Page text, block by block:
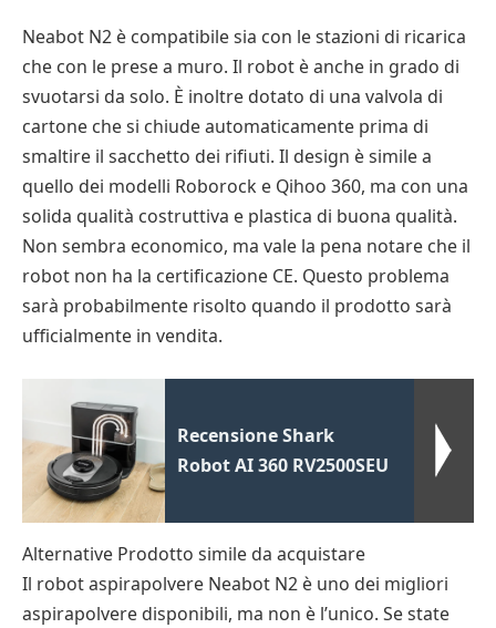
Neabot N2 è compatibile sia con le stazioni di ricarica
che con le prese a muro. Il robot è anche in grado di
svuotarsi da solo. È inoltre dotato di una valvola di
cartone che si chiude automaticamente prima di
smaltire il sacchetto dei rifiuti. Il design è simile a
quello dei modelli Roborock e Qihoo 360, ma con una
solida qualità costruttiva e plastica di buona qualità.
Non sembra economico, ma vale la pena notare che il
robot non ha la certificazione CE. Questo problema
sarà probabilmente risolto quando il prodotto sarà
ufficialmente in vendita.
Recensione Shark
Robot AI 360 RV2500SEU
Alternative Prodotto simile da acquistare
Il robot aspirapolvere Neabot N2 è uno dei migliori
aspirapolvere disponibili, ma non è l’unico. Se state